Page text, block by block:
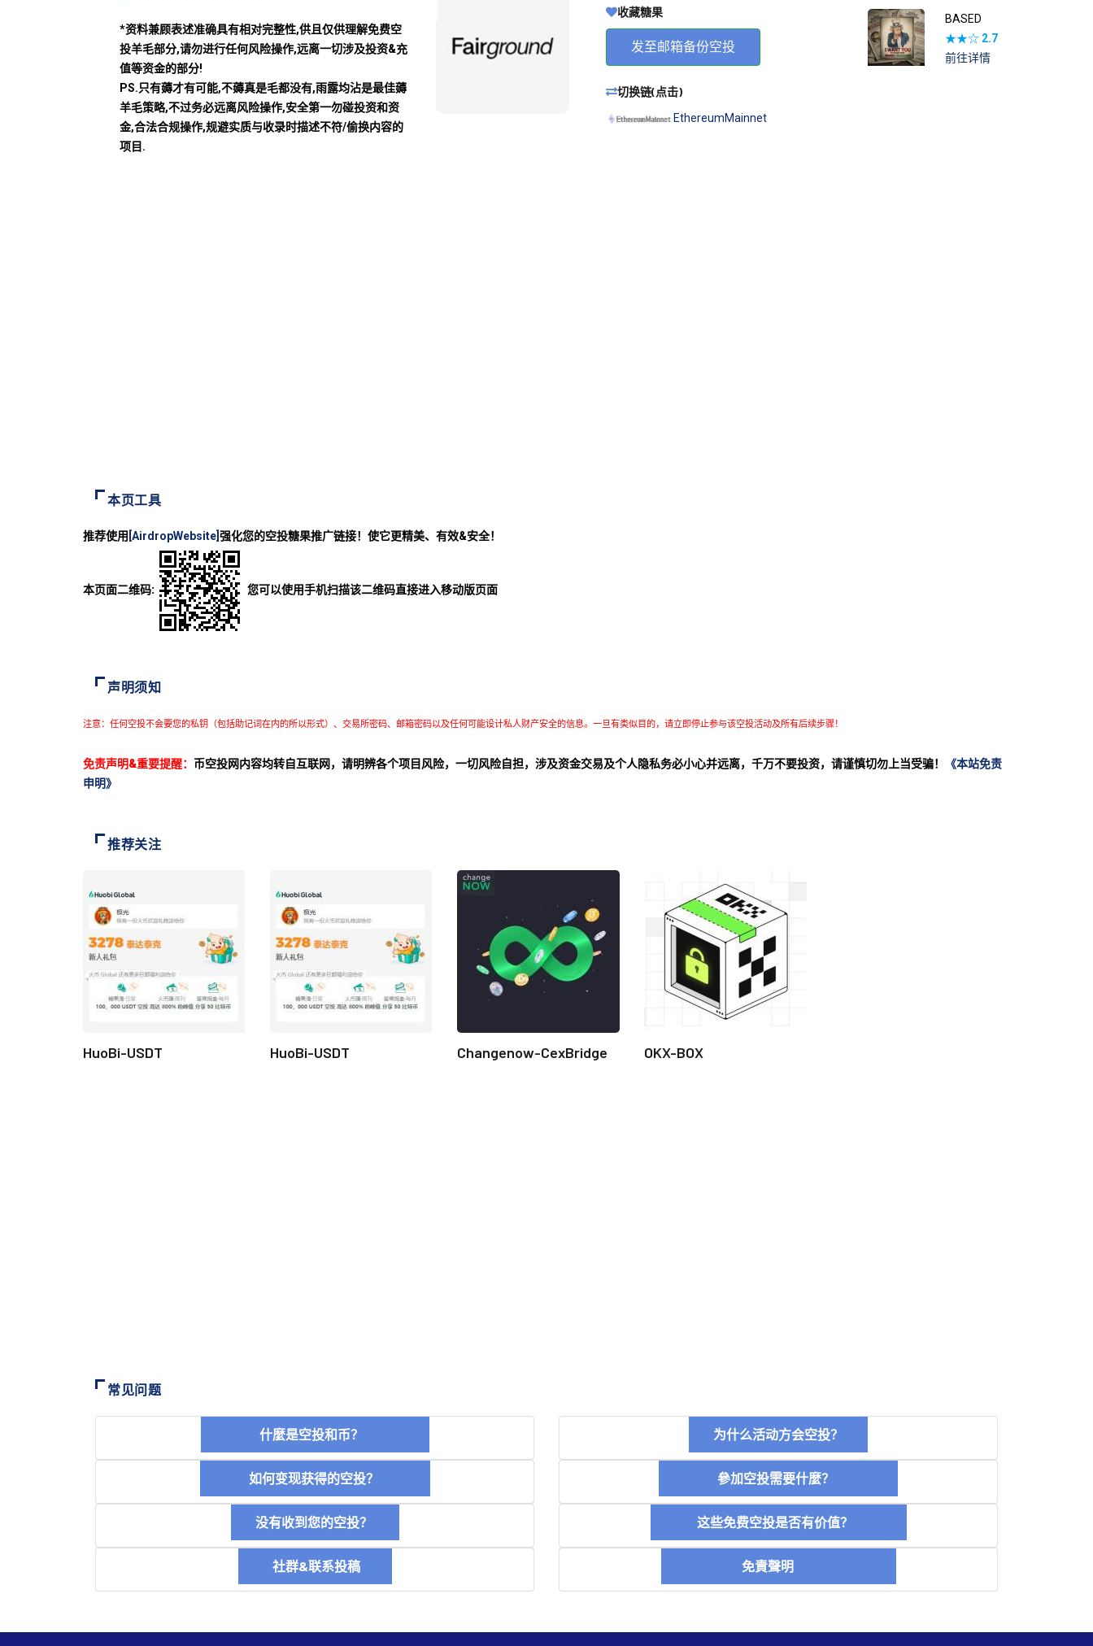
*资料兼顾表述准确具有相对完整性,供且仅供理解免费空
投羊毛部分,请勿进行任何风险操作,远离一切涉及投资&充
值等资金的部分!
PS.只有薅才有可能,不薅真是毛都没有,雨露均沾是最佳薅
羊毛策略,不过务必远离风险操作,安全第一勿碰投资和资
金,合法合规操作,规避实质与收录时描述不符/偷换内容的
项目.
收藏糖果
发至邮箱备份空投
切换链(点击)
EthereumMainnet
BASED
★★☆ 2.7
前往详情
本页工具
推荐使用 [AirdropWebsite] 强化您的空投糖果推广链接！使它更精美、有效&安全！
本页面二维码: 您可以使用手机扫描该二维码直接进入移动版页面
声明须知
注意：任何空投不会要您的私钥（包括助记词在内的所以形式）、交易所密码、邮箱密码以及任何可能设计私人财产安全的信息。一旦有类似目的，请立即停止参与该空投活动及所有后续步骤！
免责声明&重要提醒： 币空投网内容均转自互联网，请明辨各个项目风险，一切风险自担，涉及资金交易及个人隐私务必小心并远离，千万不要投资，请谨慎切勿上当受骗！
《本站免责
申明》
推荐关注
HuoBi-USDT HuoBi-USDT Changenow-CexBridge OKX-BOX
常见问题
什麼是空投和币？ 为什么活动方会空投？
如何变现获得的空投？ 參加空投需要什麼？
没有收到您的空投？ 这些免费空投是否有价值？
社群&联系投稿 免責聲明